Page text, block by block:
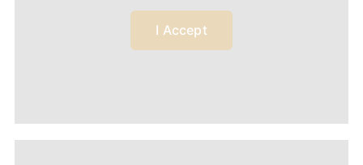
I Accept